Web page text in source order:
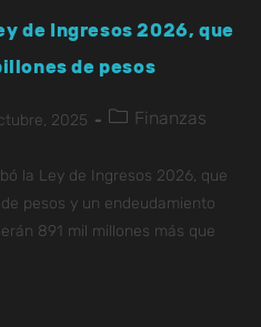
de Ingresos 2026, que
de pesos
2025 Finanzas
la Ley de Ingresos 2026, que
pesos y un endeudamiento
891 mil millones más que